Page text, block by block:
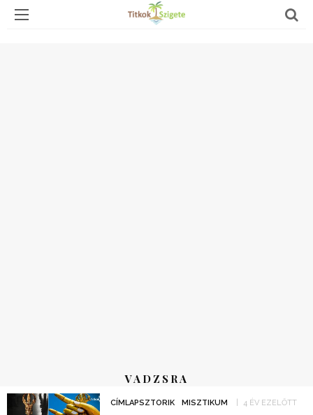
VADZSRA
CÍMLAPSZTORIK MISZTIKUM 4 ÉV EZELŐTT